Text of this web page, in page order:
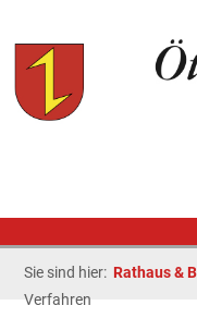
Sie sind hier: Rathaus &
Verfahren